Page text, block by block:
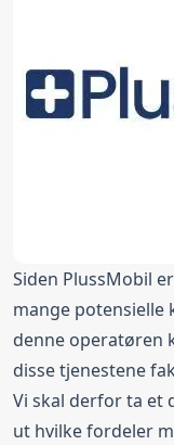
Siden PlussMobil
mange potensielle
denne operatøren
disse tjenestene
Vi skal derfor ta et
ut hvilke fordeler